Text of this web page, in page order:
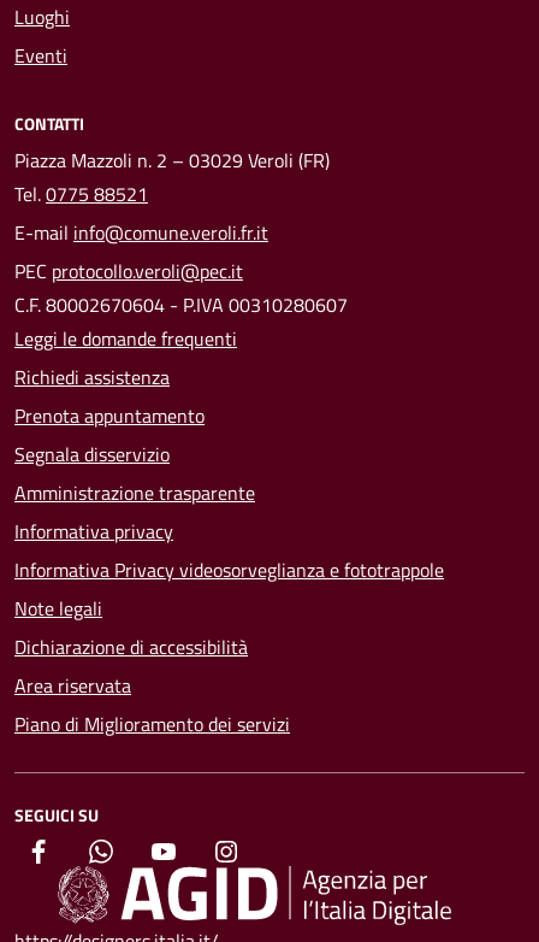
Luoghi
Eventi
CONTATTI
Piazza Mazzoli n. 2 – 03029 Veroli (FR)
Tel.0775 88521
E-mail info@comune.veroli.fr.it
PEC protocollo.veroli@pec.it
C.F. 80002670604 - P.IVA 00310280607
Leggi le domande frequenti
Richiedi assistenza
Prenota appuntamento
Segnala disservizio
Amministrazione trasparente
Informativa privacy
Informativa Privacy videosorveglianza e fototrappole
Note legali
Dichiarazione di accessibilità
Area riservata
Piano di Miglioramento dei servizi
SEGUICI SU